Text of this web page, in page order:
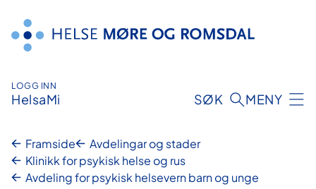
innhald
LOGG INN
HelsaMi SØK MENY
Framside
Avdelingar og stader
Klinikk for psykisk helse og rus
Avdeling for psykisk helsevern barn og unge